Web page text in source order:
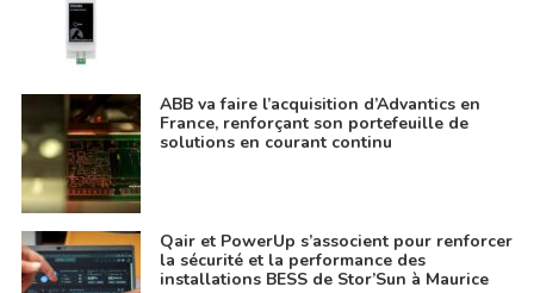
ABB va faire l’acquisition d’Advantics en
France, renforçant son portefeuille de
solutions en courant continu
Qair et PowerUp s’associent pour renforcer
la sécurité et la performance des
installations BESS de Stor’Sun à Maurice